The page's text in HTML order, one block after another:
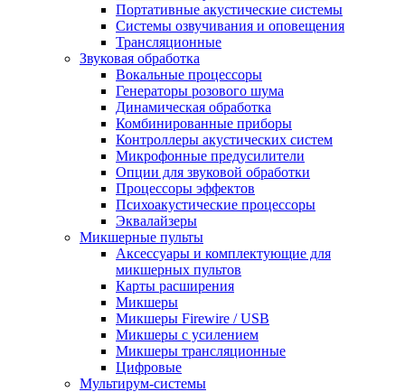
Портативные акустические системы
Системы озвучивания и оповещения
Трансляционные
Звуковая обработка
Вокальные процессоры
Генераторы розового шума
Динамическая обработка
Комбинированные приборы
Контроллеры акустических систем
Микрофонные предусилители
Опции для звуковой обработки
Процессоры эффектов
Психоакустические процессоры
Эквалайзеры
Микшерные пульты
Аксессуары и комплектующие для
микшерных пультов
Карты расширения
Микшеры
Микшеры Firewire / USB
Микшеры с усилением
Микшеры трансляционные
Цифровые
Мультирум-системы